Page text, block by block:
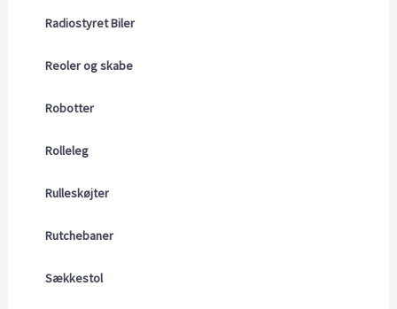
Radiostyret Biler
Reoler og skabe
Robotter
Rolleleg
Rulleskøjter
Rutchebaner
Sækkestol